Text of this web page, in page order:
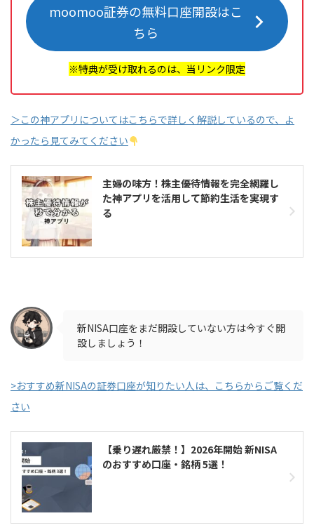
moomoo証券の無料口座開設はこ
ちら
※特典が受け取れるのは、当リンク限定
＞この神アプリについてはこちらで詳しく解説しているので、よ
かったら見てみてください
主婦の味方！株主優待情報を完全網羅し
た神アプリを活用して節約生活を実現す
る
新NISA口座をまだ開設していない方は今すぐ開
設しましょう！
>おすすめ新NISAの証券口座が知りたい人は、こちらからご覧くだ
さい
【乗り遅れ厳禁！】2026年開始 新NISA
のおすすめ口座・銘柄 5選！